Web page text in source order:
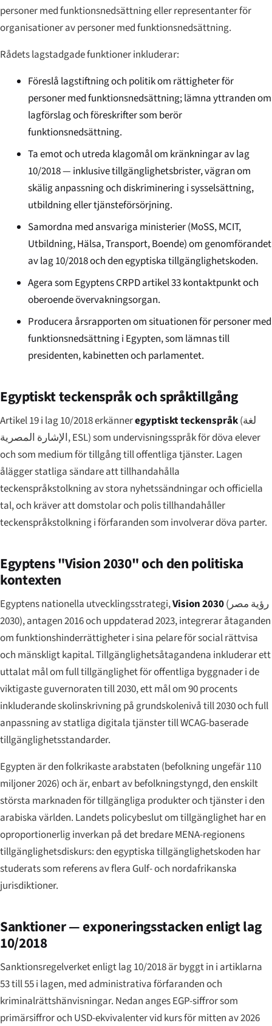
personer med funktionsnedsättning eller representanter för
organisationer av personer med funktionsnedsättning.
Rådets lagstadgade funktioner inkluderar:
Föreslå lagstiftning och politik om rättigheter för
personer med funktionsnedsättning; lämna yttranden om
lagförslag och föreskrifter som berör
funktionsnedsättning.
Ta emot och utreda klagomål om kränkningar av lag
10/2018 — inklusive tillgänglighetsbrister, vägran om
skälig anpassning och diskriminering i sysselsättning,
utbildning eller tjänsteförsörjning.
Samordna med ansvariga ministerier (MoSS, MCIT,
Utbildning, Hälsa, Transport, Boende) om genomförandet
av lag 10/2018 och den egyptiska tillgänglighetskoden.
Agera som Egyptens CRPD artikel 33 kontaktpunkt och
oberoende övervakningsorgan.
Producera årsrapporten om situationen för personer med
funktionsnedsättning i Egypten, som lämnas till
presidenten, kabinetten och parlamentet.
Egyptiskt teckenspråk och språktillgång
Artikel 19 i lag 10/2018 erkänneregyptiskt teckenspråk(لغة
الإشارة المصرية, ESL) som undervisningsspråk för döva elever
och som medium för tillgång till offentliga tjänster. Lagen
ålägger statliga sändare att tillhandahålla
teckenspråkstolkning av stora nyhetssändningar och officiella
tal, och kräver att domstolar och polis tillhandahåller
teckenspråkstolkning i förfaranden som involverar döva parter.
Egyptens "Vision 2030" och den politiska
kontexten
Egyptens nationella utvecklingsstrategi,Vision 2030(رؤية مصر
2030), antagen 2016 och uppdaterad 2023, integrerar åtaganden
om funktionshinderrättigheter i sina pelare för social rättvisa
och mänskligt kapital. Tillgänglighetsåtagandena inkluderar ett
uttalat mål om full tillgänglighet för offentliga byggnader i de
viktigaste guvernoraten till 2030, ett mål om 90 procents
inkluderande skolinskrivning på grundskolenivå till 2030 och full
anpassning av statliga digitala tjänster till WCAG-baserade
tillgänglighetsstandarder.
Egypten är den folkrikaste arabstaten (befolkning ungefär 110
miljoner 2026) och är, enbart av befolkningstyngd, den enskilt
största marknaden för tillgängliga produkter och tjänster i den
arabiska världen. Landets policybeslut om tillgänglighet har en
oproportionerlig inverkan på det bredare MENA-regionens
tillgänglighetsdiskurs: den egyptiska tillgänglighetskoden har
studerats som referens av flera Gulf- och nordafrikanska
jurisdiktioner.
Sanktioner — exponeringsstacken enligt lag
10/2018
Sanktionsregelverket enligt lag 10/2018 är byggt in i artiklarna
53 till 55 i lagen, med administrativa förfaranden och
kriminalrättshänvisningar. Nedan anges EGP-siffror som
primärsiffror och USD-ekvivalenter vid kurs för mitten av 2026